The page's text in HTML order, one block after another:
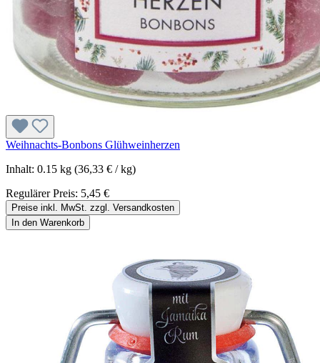
Weihnachts-Bonbons Glühweinherzen
Inhalt: 0.15 kg (36,33 € / kg)
Regulärer Preis: 5,45 €
Preise inkl. MwSt. zzgl. Versandkosten
In den Warenkorb